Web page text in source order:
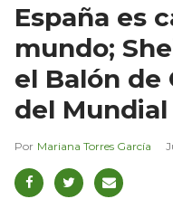
España es
mundo;
el Balón de
del Mundial
Mariana Torres García